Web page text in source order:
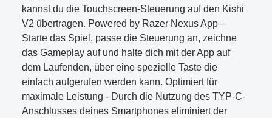
kannst du die Touchscreen-Steuerung auf den Kishi
V2 übertragen. Powered by Razer Nexus App –
Starte das Spiel, passe die Steuerung an, zeichne
das Gameplay auf und halte dich mit der App auf
dem Laufenden, über eine spezielle Taste die
einfach aufgerufen werden kann. Optimiert für
maximale Leistung - Durch die Nutzung des TYP-C-
Anschlusses deines Smartphones eliminiert der